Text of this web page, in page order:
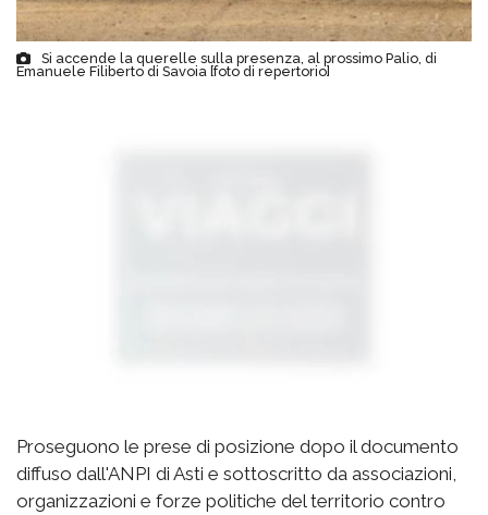
Si accende la querelle sulla presenza, al prossimo Palio, di
Emanuele Filiberto di Savoia [foto di repertorio]
Proseguono le prese di posizione dopo il documento
diffuso dall'ANPI di Asti e sottoscritto da associazioni,
organizzazioni e forze politiche del territorio contro